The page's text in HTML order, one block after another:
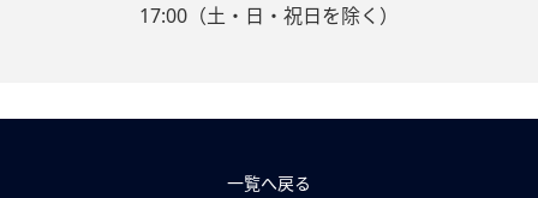
17:00（土・日・祝日を除く）
一覧へ戻る